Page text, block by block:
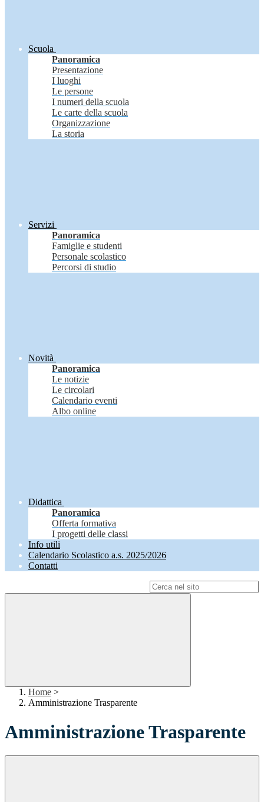
Scuola
Panoramica
Presentazione
I luoghi
Le persone
I numeri della scuola
Le carte della scuola
Organizzazione
La storia
Servizi
Panoramica
Famiglie e studenti
Personale scolastico
Percorsi di studio
Novità
Panoramica
Le notizie
Le circolari
Calendario eventi
Albo online
Didattica
Panoramica
Offerta formativa
I progetti delle classi
Info utili
Calendario Scolastico a.s. 2025/2026
Contatti
Home >
Amministrazione Trasparente
Amministrazione Trasparente